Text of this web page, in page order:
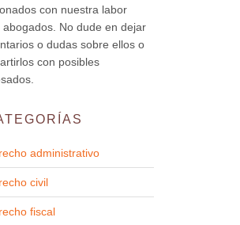
con nuestra labor
abogados. No dude en dejar
o dudas sobre ellos o
con posibles
administrativo
civil
fiscal